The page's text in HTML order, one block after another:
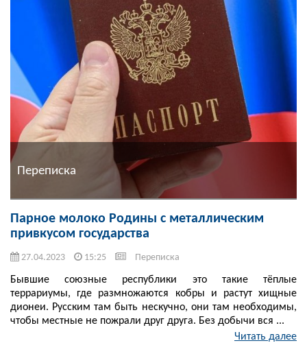
Переписка
Парное молоко Родины с металлическим
привкусом государства
27.04.2023 15:25 Переписка
Бывшие союзные республики это такие тёплые
террариумы, где размножаются кобры и растут хищные
дионеи. Русским там быть нескучно, они там необходимы,
чтобы местные не пожрали друг друга. Без добычи вся ...
Читать далее